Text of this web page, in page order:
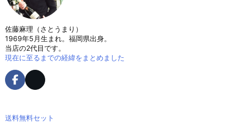
佐藤麻理（さとうまり）
1969年5月生まれ。福岡県出身。
当店の2代目です。
現在に至るまでの経緯をまとめました
送料無料セット